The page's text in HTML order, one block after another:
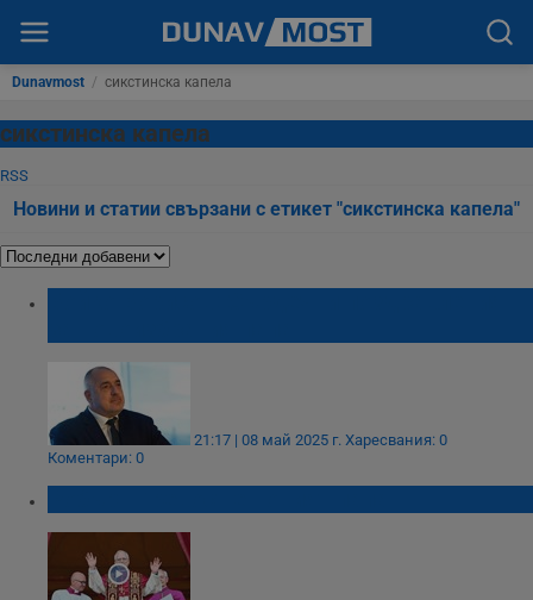
Dunavmost / сикстинска капела
сикстинска капела
RSS
Новини и статии свързани с етикет "сикстинска капела"
21:17 | 08 май 2025 г. Харесвания: 0
Коментари: 0